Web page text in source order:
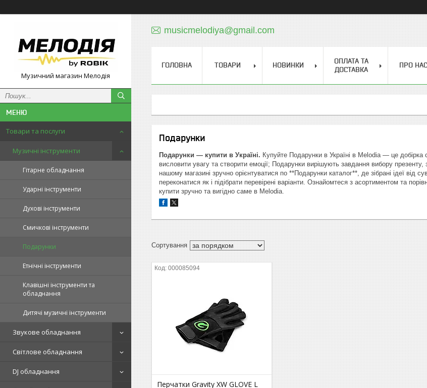
Музичний магазин Мелодія
Товари та послуги
Музичні інструменти
Гітарне обладнання
Ударні інструменти
Духові інструменти
Смичкові інструменти
Подарунки
Етнічні інструменти
Клавішні інструменти та
обладнання
Дитячі музичні інструменти
Звукове обладнання
Світлове обладнання
DJ обладнання
musicmelodiya@gmail.com
ГОЛОВНА ТОВАРИ НОВИНКИ
ОПЛАТА ТА
ДОСТАВКА
ПРО НАС
Подарунки
Подарунки — купити в Україні. Купуйте Подарунки в Україні в Melodia — це
висловити увагу та створити емоції; Подарунки вирішують завдання вибору
нашому магазині зручно орієнтуватися по **Подарунки каталог**, де зібрані ідеї від
переконатися як і підібрати перевірені варіанти. Ознайомтеся з асортиментом та
купити зручно та вигідно саме в Melodia.
000085094
Перчатки Gravity XW GLOVE L